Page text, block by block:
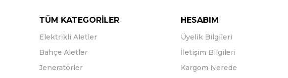
TÜM KATEGORİLER
Elektrikli Aletler
Bahçe Aletler
Jeneratörler
HESABIM
Üyelik Bilgileri
İletişim Bilgileri
Kargom Nerede